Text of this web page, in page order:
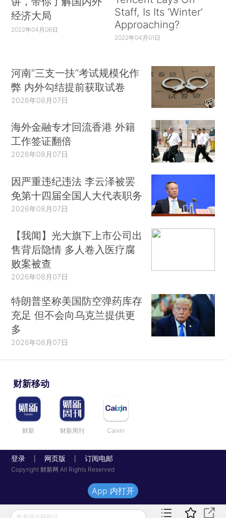
经济大局
2022年04月06日
Staff, Is Its ‘Winter’
Approaching?
2022年04月01日
河南“三支一扶”考试规模化作
弊 内外勾结提前获取试卷
2026年08月07日
海外金融专才回流香港 外籍
工作签证翻倍
2026年08月07日
因严重违纪违法 李云泽被罢
免第十四届全国人大代表职务
2026年08月07日
【我闻】光大旗下上市公司出
售背后隐情 多人卷入医疗腐
败案被查
2026年08月07日
特朗普坚称美国防空弹药库存
充足 但不会向乌克兰提供更
多
2026年08月07日
财新移动
财新 财新周刊 Caixin
登录 网页版 订阅电邮
Copyright 财新网 All Rights Reserved
发表评论得积分
App 内打开